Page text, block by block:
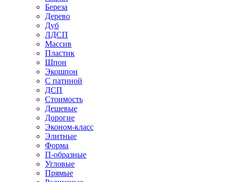
Береза
Дерево
Дуб
ЛДСП
Массив
Пластик
Шпон
Экошпон
С патиной
ДСП
Стоимость
Дешевые
Дорогие
Эконом-класс
Элитные
Форма
П-образные
Угловые
Прямые